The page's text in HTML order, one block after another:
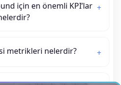
için en önemli KPI’lar +
metrikleri nelerdir? +